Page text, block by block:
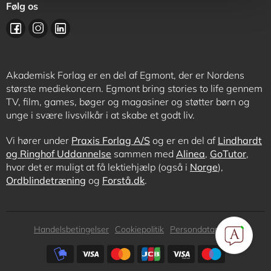
Følg os
Akademisk Forlag er en del af Egmont, der er Nordens
største mediekoncern. Egmont bring stories to life gennem
TV, film, games, bøger og magasiner og støtter børn og
unge i svære livsvilkår i at skabe et godt liv.
Vi hører under Praxis Forlag A/S og er en del af Lindhardt
og Ringhof Uddannelse sammen med Alinea, GoTutor,
hvor det er muligt at få lektiehjælp (også i Norge),
Ordblindetræning og Forstå.dk.
Subfooter
Handelsbetingelser Cookiepolitik
Persondatapolitik
Subfooter
payment